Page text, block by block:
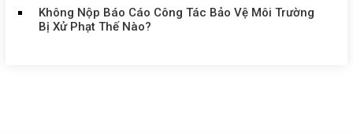
Không Nộp Báo Cáo Công Tác Bảo Vệ Môi Trường
Bị Xử Phạt Thế Nào?